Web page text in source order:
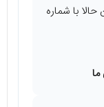
با شماره